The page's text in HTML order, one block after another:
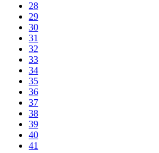
28
29
30
31
32
33
34
35
36
37
38
39
40
41